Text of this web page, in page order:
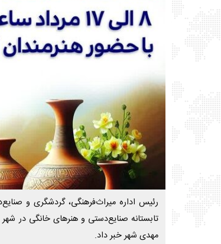
رئیس اداره میراث‌فرهنگی، گردشگری و
تابستانه صنایع‌دستی و هنرهای خانگی در
مهدی شهر خبر داد.